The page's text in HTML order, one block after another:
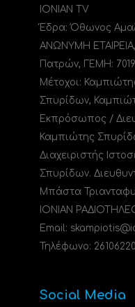
IONIAN TV
Έδρα: Όθωνος
ΑΝΩΝΥΜΗ
Πατρών, ΓΕΜΗ:
Μέτοχοι:
Σπυρίδων,
Εκπρόσωπος /
Καμπιώτης
Διαχειριστής
Σπυρίδων.
Μπάστα
ΙΟΝΙΑΝ
Email:
Τηλέφωνο:
Social Media